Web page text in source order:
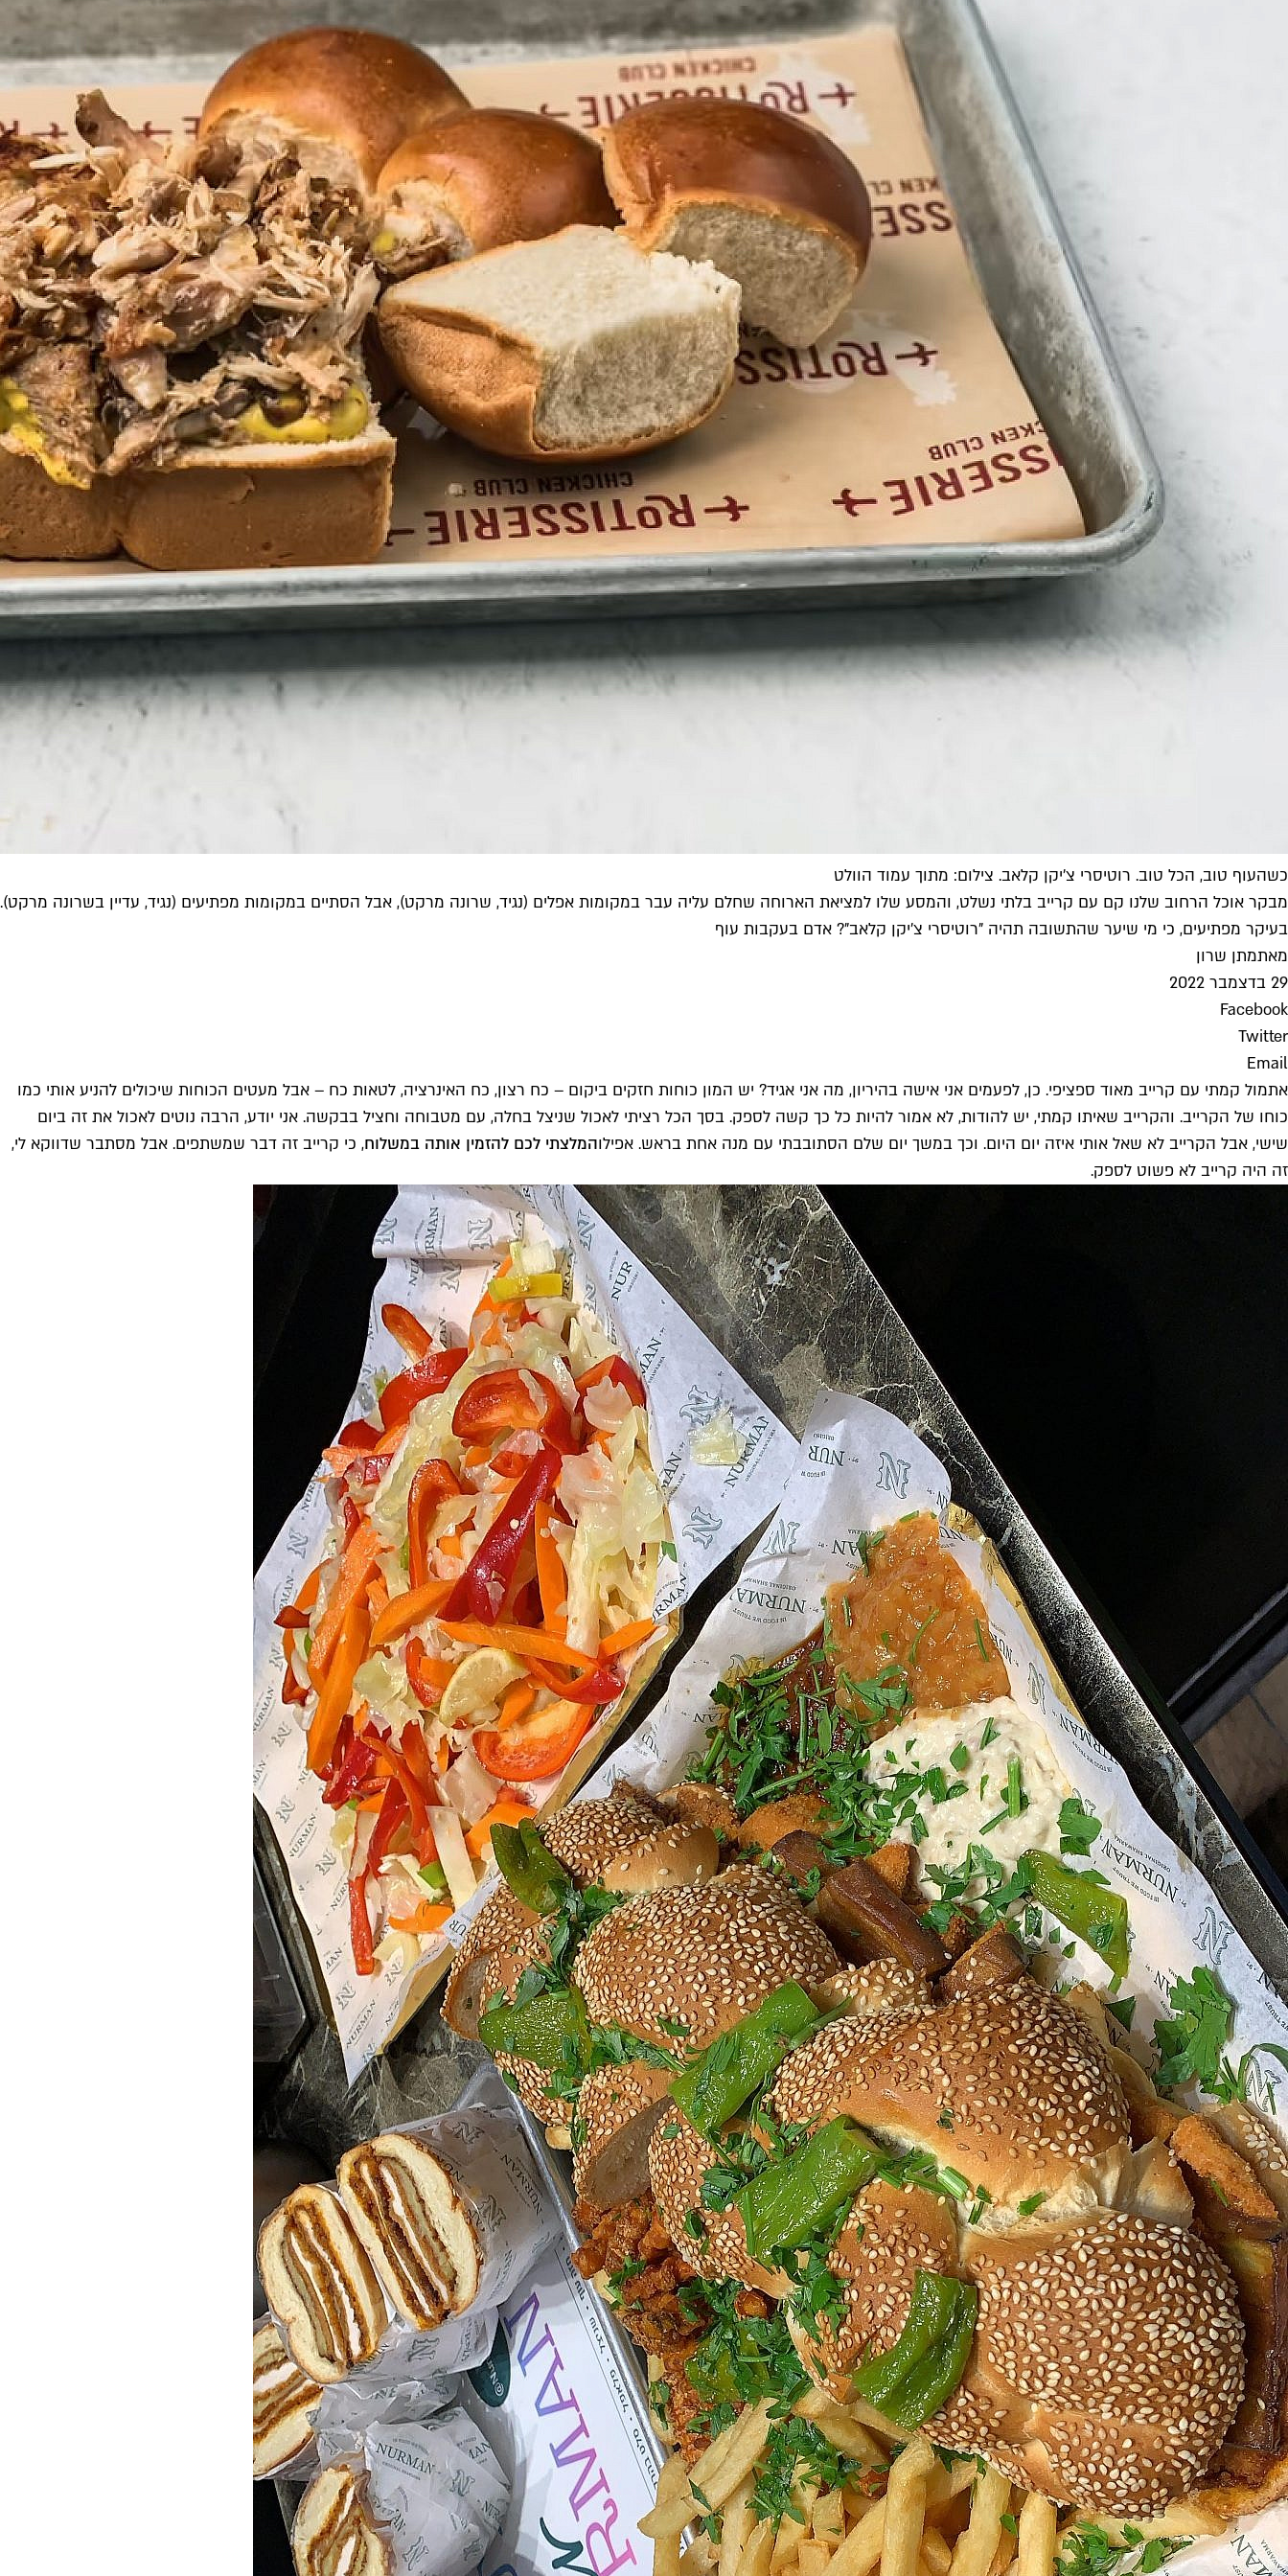
כשהעוף טוב, הכל טוב. רוטיסרי צ'יקן קלאב. צילום: מתוך עמוד הוולט
מבקר אוכל הרחוב שלנו קם עם קרייב בלתי נשלט, והמסע שלו למציאת הארוחה שחלם עליה עבר במקומות אפלים (נגיד, שרונה מרקט), אבל הסתיים במקומות מפתיעים (נגיד, עדיין בשרונה מרקט).
בעיקר מפתיעים, כי מי שיער שהתשובה תהיה "רוטיסרי צ'יקן קלאב"? אדם בעקבות עוף
מאתמתן שרון
29 בדצמבר 2022
Facebook
Twitter
Email
אתמול קמתי עם קרייב מאוד ספציפי. כן, לפעמים אני אישה בהיריון, מה אני אגיד? יש המון כוחות חזקים ביקום – כח רצון, כח האינרציה, לטאות כח – אבל מעטים הכוחות שיכולים להניע אותי כמו
כוחו של הקרייב. והקרייב שאיתו קמתי, יש להודות, לא אמור להיות כל כך קשה לספק. בסך הכל רציתי לאכול שניצל בחלה, עם מטבוחה וחציל בבקשה. אני יודע, הרבה נוטים לאכול את זה ביום
שישי, אבל הקרייב לא שאל אותי איזה יום היום. וכך במשך יום שלם הסתובבתי עם מנה אחת בראש. אפילוהמלצתי לכם להזמין אותה במשלוח, כי קרייב זה דבר שמשתפים. אבל מסתבר שדווקא לי,
זה היה קרייב לא פשוט לספק.